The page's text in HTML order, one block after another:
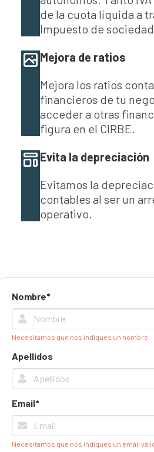
de la cuota líquida a
Impuesto de
Mejora de ratios
Mejora los ratios
financieros de tu
acceder a otras
figura en el CIRBE.
Evita la depreciación
Evitamos la
contables al ser un
operativo.
Nombre*
Necesitamos que nos indiques un nombre
Apellidos
Email*
Necesitamos que nos indiques un email